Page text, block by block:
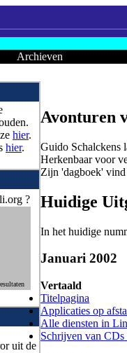
Archieven
hier.
hier.
?
uit de
Avonturen
Guido Schalckens
Herkenbaar voor
Zijn 'dagboek'
Huidige
In het huidige
Januari 2002
Vertaald
Titelpagina
Applicaties op
Alle diensten in
Schrijven van